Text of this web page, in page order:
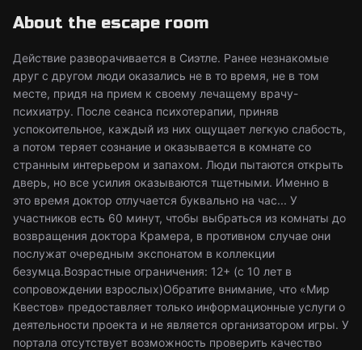
About the escape room
Действие разворачивается в Сиэтле. Ранее незнакомые
друг с другом люди оказались не в то время, не в том
месте, придя на прием к своему лечащему врачу-
психиатру. После сеанса психотерапии, приняв
успокоительное, каждый из них ощущает легкую слабость,
а потом теряет сознание и оказывается в комнате со
странным интерьером и запахом. Люди пытаются открыть
дверь, но все усилия оказываются тщетными. Именно в
это время доктор отлучается буквально на час... У
участников есть 60 минут, чтобы выбраться из комнаты до
возвращения доктора Крамера, в противном случае они
послужат очередным экспонатом в коллекции
безумца.Возрастные ограничения: 12+ (с 10 лет в
сопровождении взрослых)Обратите внимание, что «Мир
Квестов» предоставляет только информационные услуги о
деятельности проекта и не является организатором игры. У
портала отсутствует возможность проверить качество